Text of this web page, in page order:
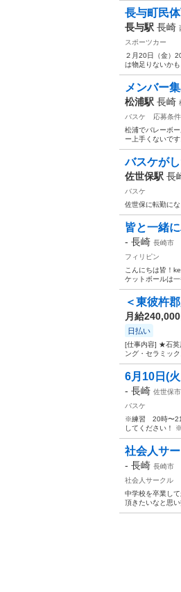
長与町民
長与駅 長崎
スポーツカー
２月20日（金）
は物足りないか
メンバー集
松浦駅 長崎
バスケ
応募条
松浦でバレーボ
ー上手くないで
バスケが
佐世保駅 長
バスケ
佐世保に転勤に
皆と一緒
- 長崎 長崎市
フィリピン
こんにちは皆！
ケットボールは
＜東彼杵
月給
日払い
[仕事内容] ★石英
ング・セラミッ
6月10日(
- 長崎 佐世保市
バスケ
※練習 20時〜21
してください！
社会人サー
- 長崎 長崎市
社会人サークル
中学校を卒業し
頂きたいなと思